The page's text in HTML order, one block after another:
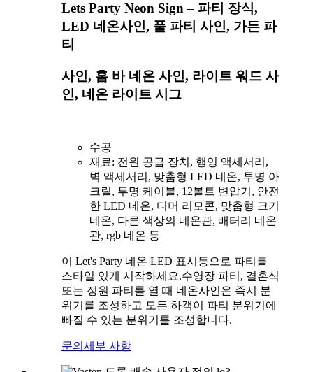
Lets Party Neon Sign – 파티 장식,
LED 네온사인, 풀 파티 사인, 가든 파
티
사인, 홈 바 네온 사인, 라이트 워드 사
인, 네온 라이트 시그
수공
재료: 전원 공급 장치, 행잉 액세서리,
벽 액세서리, 맞춤형 LED 네온, 투명 아
크릴, 투명 케이블, 12볼트 변압기, 안전
한 LED 네온, 디머 리모콘, 맞춤형 크기
네온, 다른 색상의 네온관, 배터리 네온
관, rgb 네온 등
이 Let's Party 네온 LED 표시등으로 파티를
스타일 있게 시작하세요.수영장 파티, 결혼식
또는 정원 파티를 열 때 네온사인은 즉시 분
위기를 조성하고 모든 하객이 파티 분위기에
빠질 수 있는 분위기를 조성합니다.
문의 세부 사항